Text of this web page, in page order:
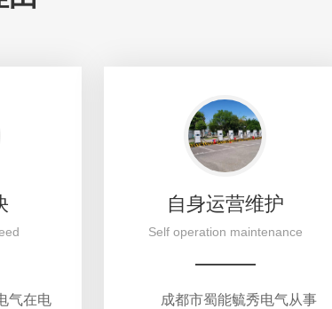
气在电
自身运营维护
Self operation maintenance
成都市蜀能毓秀电气从事